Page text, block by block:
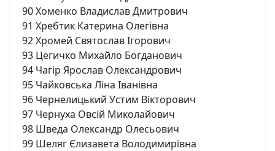
90 Хоменко Владислав Дмитрович
91 Хребтик Катерина Олегівна
92 Хромей Святослав Ігорович
93 Цегичко Михайло Богданович
94 Чагір Ярослав Олександрович
95 Чайковська Ліна Іванівна
96 Чернелицький Устим Вікторович
97 Чернуха Овсій Миколайович
98 Шведа Олександр Олесьович
99 Шеляг Єлизавета Володимирівна